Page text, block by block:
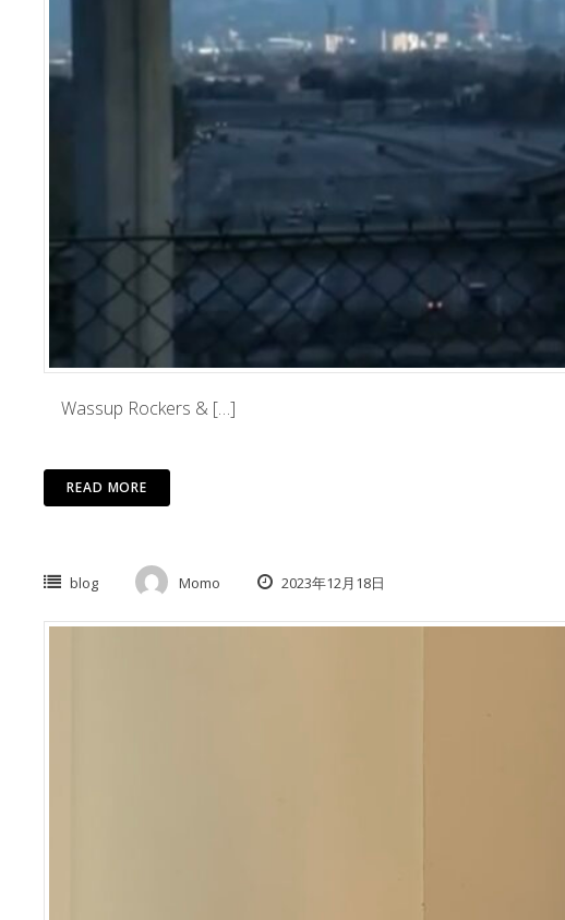
Wassup Rockers & […]
READ MORE
blog Momo 2023年12月18日